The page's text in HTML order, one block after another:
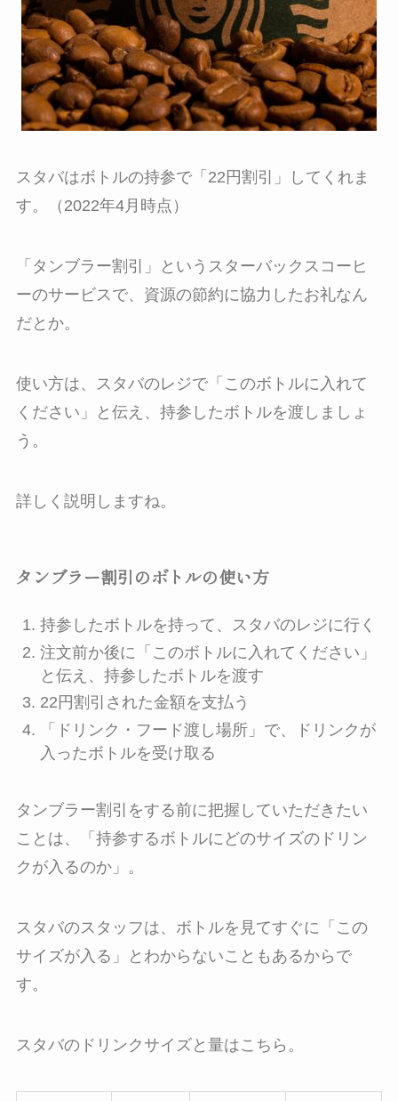
スタバはボトルの持参で「22円割引」してくれま
す。（2022年4月時点）
「タンブラー割引」というスターバックスコーヒ
ーのサービスで、資源の節約に協力したお礼なん
だとか。
使い方は、スタバのレジで「このボトルに入れて
ください」と伝え、持参したボトルを渡しましょ
う。
詳しく説明しますね。
タンブラー割引のボトルの使い方
持参したボトルを持って、スタバのレジに行く
注文前か後に「このボトルに入れてください」
と伝え、持参したボトルを渡す
22円割引された金額を支払う
「ドリンク・フード渡し場所」で、ドリンクが
入ったボトルを受け取る
タンブラー割引をする前に把握していただきたい
ことは、「持参するボトルにどのサイズのドリン
クが入るのか」。
スタバのスタッフは、ボトルを見てすぐに「この
サイズが入る」とわからないこともあるからで
す。
スタバのドリンクサイズと量はこちら。